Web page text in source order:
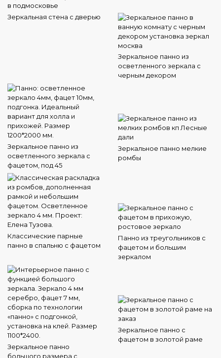
Зеркальная стена с дверью
Зеркальное панно из
осветленного зеркала с
черным декором
Зеркальное панно из
осветленного зеркала с
фацетом, под 45
Зеркальное панно мелкие
ромбы
Классические парные
панно в спальню с фацетом
Панно из треугольников с
фацетом и большим
зеркалом
Зеркальное панно
большого размера с
Зеркальное панно с
фацетом в золотой раме